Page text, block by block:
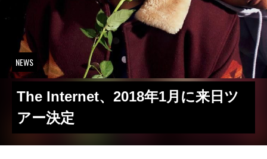
NEWS
The Internet、2018年1月に来日ツ
アー決定